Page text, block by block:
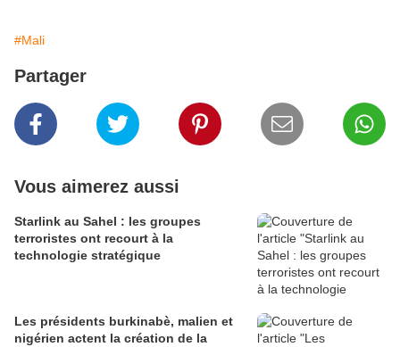
#Mali
Partager
Vous aimerez aussi
Starlink au Sahel : les groupes
terroristes ont recourt à la
technologie stratégique
Les présidents burkinabè, malien et
nigérien actent la création de la